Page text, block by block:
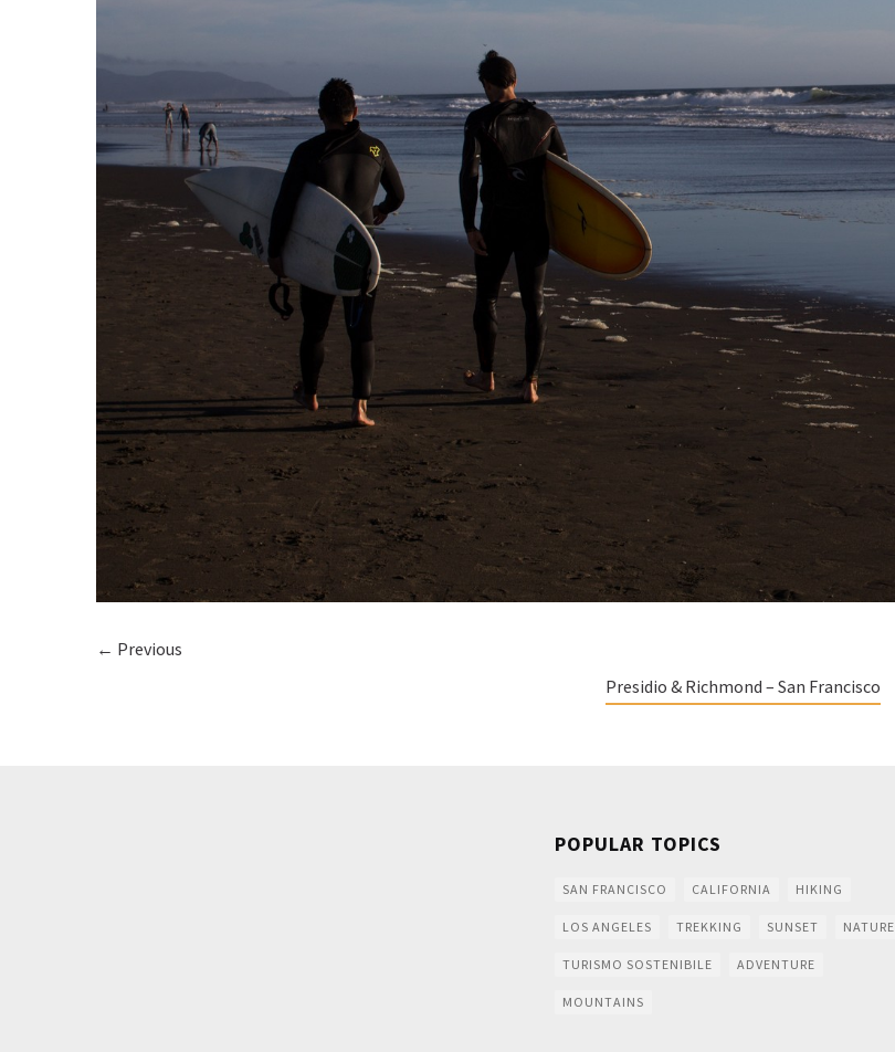
← Previous
Presidio & Richmond – San Francisco
POPULAR TOPICS
SAN FRANCISCO CALIFORNIA HIKING
LOS ANGELES TREKKING SUNSET NATURE
TURISMO SOSTENIBILE ADVENTURE
MOUNTAINS